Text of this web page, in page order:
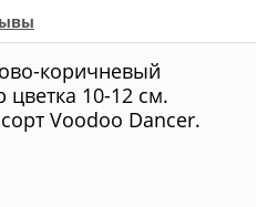
коричневый
10-12 см.
Voodoo Dancer.